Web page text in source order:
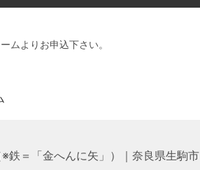
ムよりお申込下さい。
鉄＝「金へんに矢」）｜奈良県生駒市